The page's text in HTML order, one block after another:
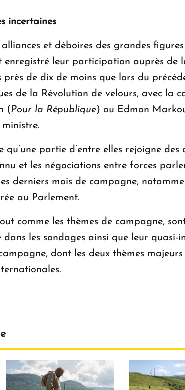
incertaines
et déboires des grandes
enregistré leur participation auprès de
près de dix de moins que lors du
de la Révolution de velours, avec la
(Pour la République) ou Edmon
qu’une partie d’entre elles rejoigne
et les négociations entre forces
derniers mois de campagne,
au Parlement.
comme les thèmes de campagne,
dans les sondages ainsi que leur
dont les deux thèmes